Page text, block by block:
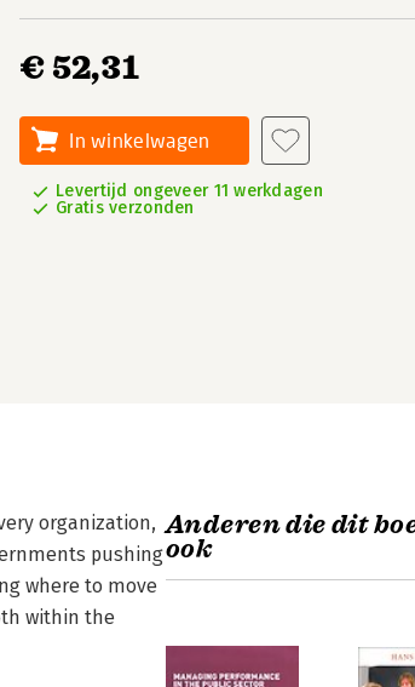
€ 52,31
In winkelwagen
Levertijd ongeveer 11 werkdagen
Gratis verzonden
organization,
pushing
where to move
within the
Anderen die dit
ook